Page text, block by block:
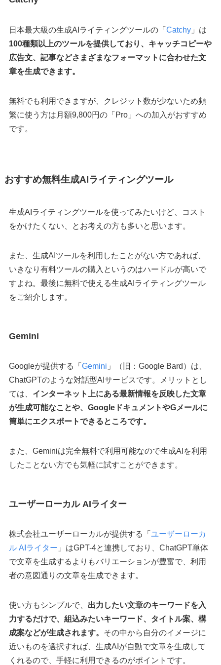
日本最大級の生成AIライティングツールの「 Catchy」は
100種類以上のツールを提供しており、キャッチコピーや
広告文、記事などさまざまなフォーマットに合わせた文
章を生成できます。
無料でも利用できますが、クレジット数が少ないため頻
繁に使う方は月額9,800円の「Pro」への加入がおすすめ
です。
おすすめ無料生成AIライティングツール
生成AIライティングツールを使ってみたいけど、コスト
をかけたくない、とお考えの方も多いと思います。
また、生成AIツールを利用したことがない方であれば、
いきなり有料ツールの購入というのはハードルが高いで
すよね。最後に無料で使える生成AIライティングツール
をご紹介します。
Gemini
Googleが提供する「 Gemini 」（旧：Google Bard）は、
ChatGPTのような対話型AIサービスです。メリットとし
ては、 インターネット上にある最新情報を反映した文章
が生成可能なことや、GoogleドキュメントやGメールに
簡単にエクスポートできるところです。
また、Geminiは完全無料で利用可能なので生成AIを利用
したことない方でも気軽に試すことができます。
ユーザーローカル AIライター
株式会社ユーザーローカルが提供する「 ユーザーローカ
ル AIライター 」はGPT-4と連携しており、ChatGPT単体
で文章を生成するよりもバリエーションが豊富で、利用
者の意図通りの文章を生成できます。
使い方もシンプルで、 出力したい文章のキーワードを入
力するだけで、組込みたいキーワード、タイトル案、構
成案などが生成されます。 その中から自分のイメージに
近いものを選択すれば、生成AIが自動で文章を生成して
くれるので、手軽に利用できるのがポイントです。